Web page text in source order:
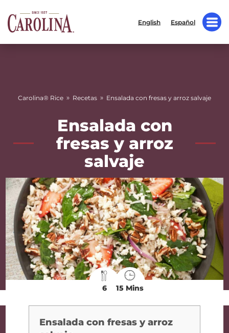
English Español
Carolina® Rice » Recetas » Ensalada con fresas y arroz salvaje
Ensalada con
fresas y arroz
salvaje
6 15 Mins
Ensalada con fresas y arroz